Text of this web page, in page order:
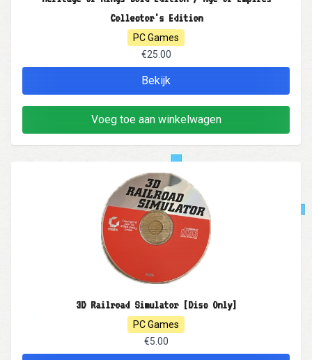
Collector's Edition
PC Games
€25.00
Bekijk
Voeg toe aan winkelwagen
3D Railroad Simulator [Disc Only]
PC Games
€5.00